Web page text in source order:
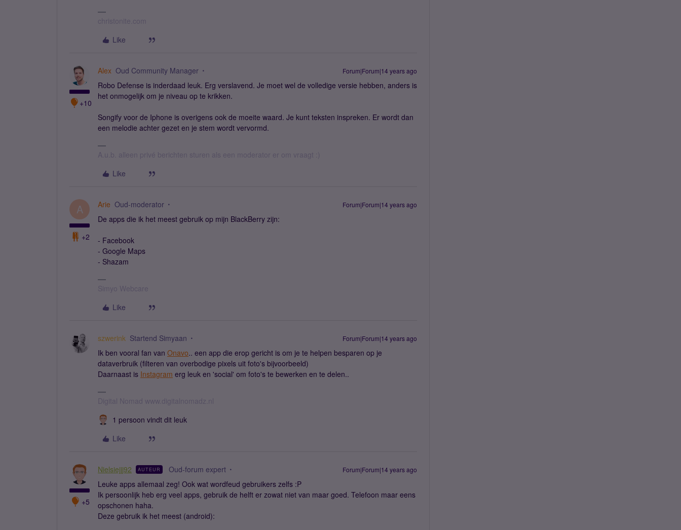
christonite.com
Like
+10
Alex Oud Community Manager Forum|Forum|14 years ago
Robo Defense is inderdaad leuk. Erg verslavend. Je moet wel de volledige versie hebben, anders is
het onmogelijk om je niveau op te krikken.
Songify voor de Iphone is overigens ook de moeite waard. Je kunt teksten inspreken. Er wordt dan
een melodie achter gezet en je stem wordt vervormd.
A.u.b. alleen privé berichten sturen als een moderator er om vraagt :)
Like
A
+2
Arie Oud-moderator Forum|Forum|14 years ago
De apps die ik het meest gebruik op mijn BlackBerry zijn:
- Facebook
- Google Maps
- Shazam
Simyo Webcare
Like
szwerink Startend Simyaan Forum|Forum|14 years ago
Ik ben vooral fan van Onavo.. een app die erop gericht is om je te helpen besparen op je
dataverbruik (filteren van overbodige pixels uit foto's bijvoorbeeld)
Daarnaast is Instagram erg leuk en 'social' om foto's te bewerken en te delen..
Digital Nomad www.digitalnomadz.nl
1 persoon vindt dit leuk
Like
+5
Nielsiejjj92 AUTEUR Oud-forum expert Forum|Forum|14 years ago
Leuke apps allemaal zeg! Ook wat wordfeud gebruikers zelfs :P
Ik persoonlijk heb erg veel apps, gebruik de helft er zowat niet van maar goed. Telefoon maar eens
opschonen haha.
Deze gebruik ik het meest (android):